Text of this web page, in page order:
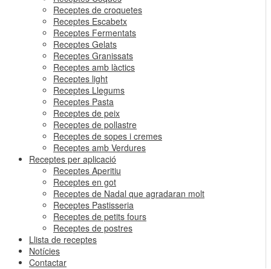
Receptes de croquetes
Receptes Escabetx
Receptes Fermentats
Receptes Gelats
Receptes Granissats
Receptes amb làctics
Receptes light
Receptes Llegums
Receptes Pasta
Receptes de peix
Receptes de pollastre
Receptes de sopes i cremes
Receptes amb Verdures
Receptes per aplicació
Receptes Aperitiu
Receptes en got
Receptes de Nadal que agradaran molt
Receptes Pastisseria
Receptes de petits fours
Receptes de postres
Llista de receptes
Notícies
Contactar